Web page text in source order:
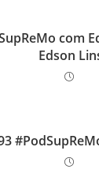
com
Edson